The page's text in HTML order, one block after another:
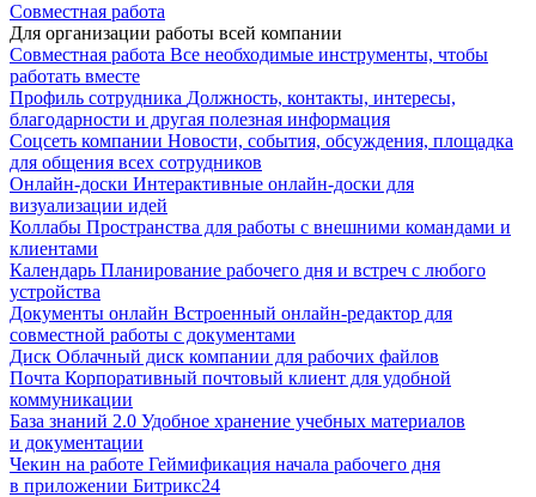
Совместная работа
Для организации работы всей компании
Совместная работа Все необходимые инструменты, чтобы
работать вместе
Профиль сотрудника Должность, контакты, интересы,
благодарности и другая полезная информация
Соцсеть компании Новости, события, обсуждения, площадка
для общения всех сотрудников
Онлайн-доски Интерактивные онлайн-доски для
визуализации идей
Коллабы Пространства для работы с внешними командами и
клиентами
Календарь Планирование рабочего дня и встреч с любого
устройства
Документы онлайн Встроенный онлайн-редактор для
совместной работы с документами
Диск Облачный диск компании для рабочих файлов
Почта Корпоративный почтовый клиент для удобной
коммуникации
База знаний 2.0 Удобное хранение учебных материалов
и документации
Чекин на работе Геймификация начала рабочего дня
в приложении Битрикс24